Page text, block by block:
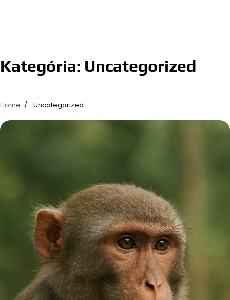
Kategória: Uncategorized
Home Uncategorized